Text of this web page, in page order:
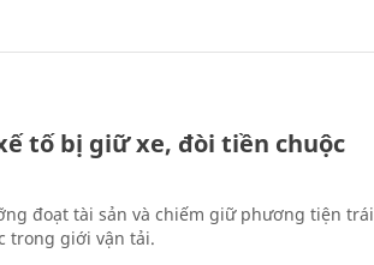
tố bị giữ xe, đòi tiền chuộc
đoạt tài sản và chiếm giữ phương tiện trái
trong giới vận tải.